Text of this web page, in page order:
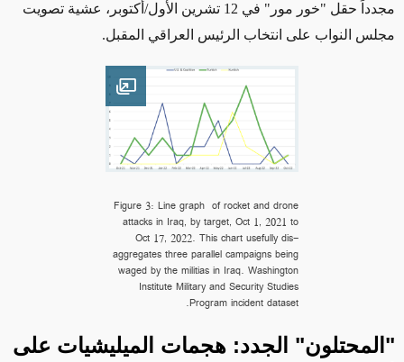
مجدداً
حقل "خور مور" في 12 تشرين الأول/أكتوبر، عشية تصويت
مجلس النواب على انتخاب الرئيس العراقي المقبل.
Open image
Figure 3: Line graph of rocket and drone
attacks in Iraq, by target, Oct 1, 2021 to
Oct 17, 2022. This chart usefully dis-
aggregates three parallel campaigns being
waged by the militias in Iraq. Washington
Institute Military and Security Studies
Program incident dataset.
"المحتلون" الجدد: هجمات الميليشيات على